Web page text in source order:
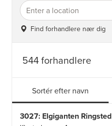
Find forhandlere nær dig
544 forhandlere
Sortér efter navn
3027: Elgiganten Ringsted